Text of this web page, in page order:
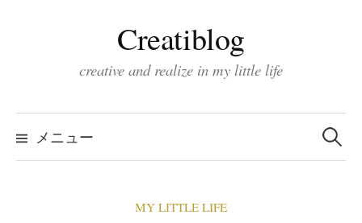
ツ
へ
ス
Creatiblog
creative and realize in my little life
メニュー
検
索:
MY LITTLE LIFE